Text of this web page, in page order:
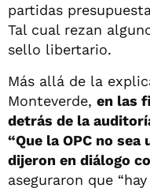
partidas
Tal cual rezan
sello libertario.
Más allá de la
Monteverde, en las
detrás de la
“Que la OPC no
dijeron en diálogo
aseguraron que